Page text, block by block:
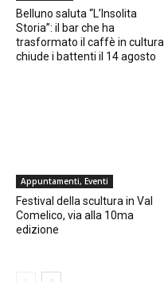
Belluno saluta “L’Insolita
Storia”: il bar che ha
trasformato il caffè in cultura
chiude i battenti il 14 agosto
Appuntamenti, Eventi
Festival della scultura in Val
Comelico, via alla 10ma
edizione